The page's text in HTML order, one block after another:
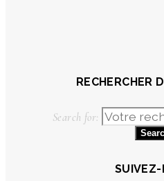
RECHERCHER
Search for:
SUIVEZ-